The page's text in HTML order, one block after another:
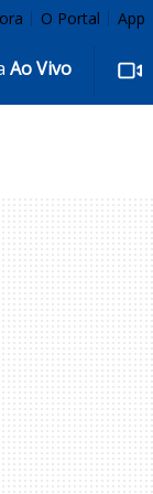
O Portal App
Ao Vivo